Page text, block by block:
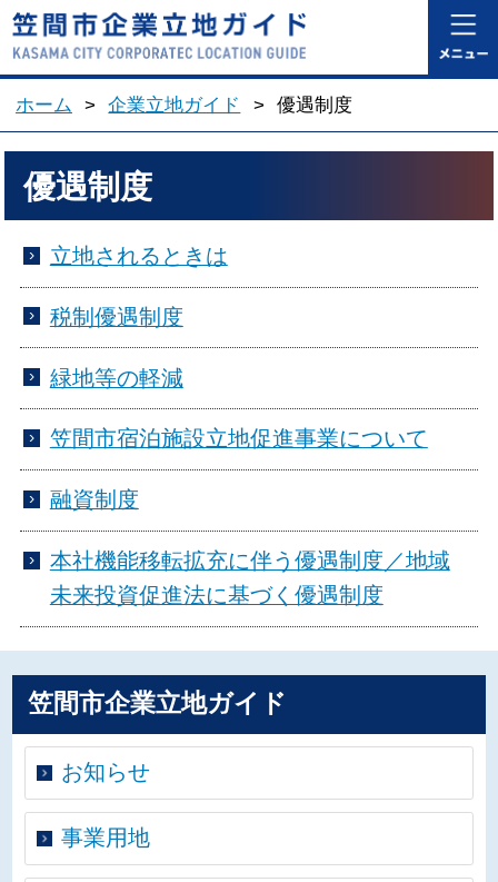
笠間市企業立地ガ
ホーム > 企業立地ガイド > 優遇制度
優遇制度
立地されるときは
税制優遇制度
緑地等の軽減
笠間市宿泊施設立地促進事業について
融資制度
本社機能移転拡充に伴う優遇制度／地域
未来投資促進法に基づく優遇制度
笠間市企業立地ガイド
お知らせ
事業用地